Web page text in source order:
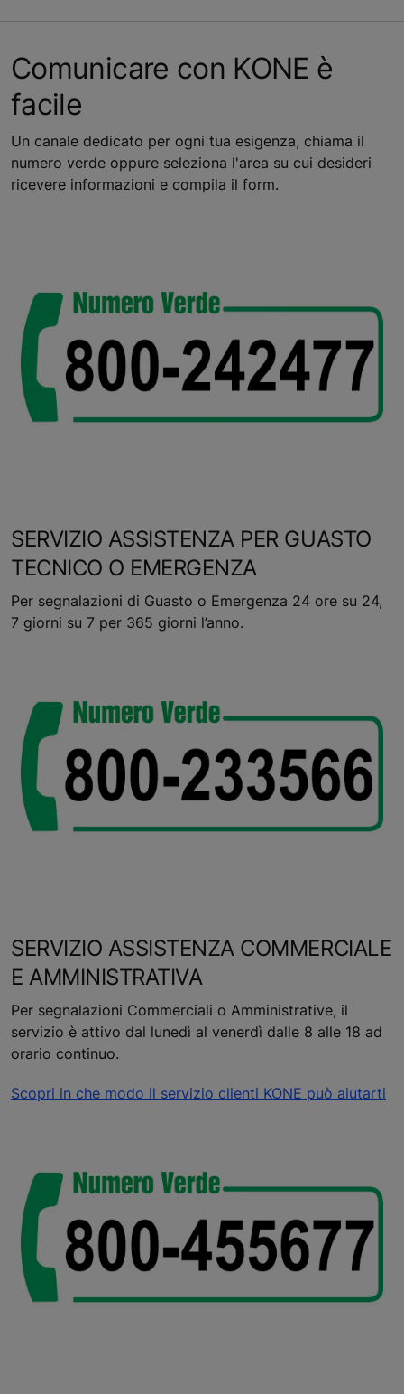
Comunicare con KONE è
facile
Un canale dedicato per ogni tua esigenza, chiama il
numero verde oppure seleziona l'area su cui desideri
ricevere informazioni e compila il form.
SERVIZIO ASSISTENZA PER GUASTO
TECNICO O EMERGENZA
Per segnalazioni di Guasto o Emergenza 24 ore su 24,
7 giorni su 7 per 365 giorni l’anno.
SERVIZIO ASSISTENZA COMMERCIALE
E AMMINISTRATIVA
Per segnalazioni Commerciali o Amministrative, il
servizio è attivo dal lunedì al venerdì dalle 8 alle 18 ad
orario continuo.
Scopri in che modo il servizio clienti KONE può aiutarti